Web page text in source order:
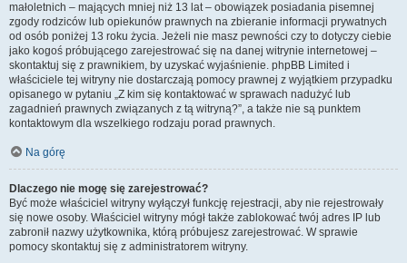
małoletnich – mających mniej niż 13 lat – obowiązek posiadania pisemnej
zgody rodziców lub opiekunów prawnych na zbieranie informacji prywatnych
od osób poniżej 13 roku życia. Jeżeli nie masz pewności czy to dotyczy ciebie
jako kogoś próbującego zarejestrować się na danej witrynie internetowej –
skontaktuj się z prawnikiem, by uzyskać wyjaśnienie. phpBB Limited i
właściciele tej witryny nie dostarczają pomocy prawnej z wyjątkiem przypadku
opisanego w pytaniu „Z kim się kontaktować w sprawach nadużyć lub
zagadnień prawnych związanych z tą witryną?”, a także nie są punktem
kontaktowym dla wszelkiego rodzaju porad prawnych.
Na górę
Dlaczego nie mogę się zarejestrować?
Być może właściciel witryny wyłączył funkcję rejestracji, aby nie rejestrowały
się nowe osoby. Właściciel witryny mógł także zablokować twój adres IP lub
zabronił nazwy użytkownika, którą próbujesz zarejestrować. W sprawie
pomocy skontaktuj się z administratorem witryny.